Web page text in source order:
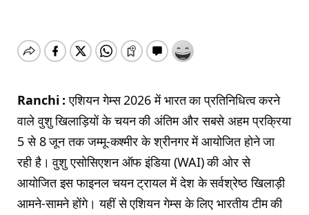
Ranchi : एशियन गेम्स 2026 में भारत का प्रतिनिधित्व करने
वाले वुशु खिलाड़ियों के चयन की अंतिम और सबसे अहम प्रक्रिया
5 से 8 जून तक जम्मू-कश्मीर के श्रीनगर में आयोजित होने जा
रही है। वुशु एसोसिएशन ऑफ इंडिया (WAI) की ओर से
आयोजित इस फाइनल चयन ट्रायल में देश के सर्वश्रेष्ठ खिलाड़ी
आमने-सामने होंगे। यहीं से एशियन गेम्स के लिए भारतीय टीम की